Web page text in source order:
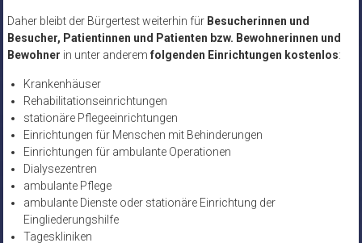
Daher bleibt der Bürgertest weiterhin für Besucherinnen und
Besucher, Patientinnen und Patienten bzw. Bewohnerinnen und
Bewohner in unter anderem folgenden Einrichtungen kostenlos:
Krankenhäuser
Rehabilitationseinrichtungen
stationäre Pflegeeinrichtungen
Einrichtungen für Menschen mit Behinderungen
Einrichtungen für ambulante Operationen
Dialysezentren
ambulante Pflege
ambulante Dienste oder stationäre Einrichtung der
Eingliederungshilfe
Tageskliniken